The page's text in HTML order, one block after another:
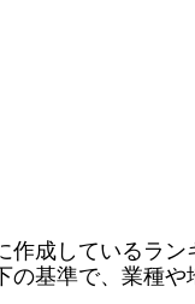
成しているラン
基準で、業種や